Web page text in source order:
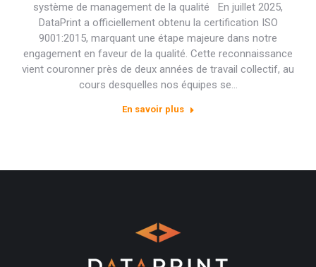
système de management de la qualité En juillet 2025,
DataPrint a officiellement obtenu la certification ISO
9001:2015, marquant une étape majeure dans notre
engagement en faveur de la qualité. Cette reconnaissance
vient couronner près de deux années de travail collectif, au
cours desquelles nos équipes se…
En savoir plus